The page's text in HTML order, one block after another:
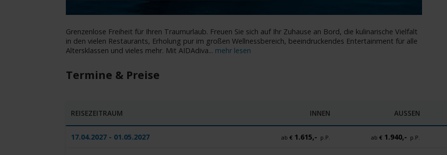
Grenzenlose Freiheit für Ihren Traumurlaub. Freuen Sie sich auf Ihr Zuhause an Bord, die kulinarische Vielfalt
in den vielen Restaurants, Erholung pur im großen Wellnessbereich, beeindruckendes Entertainment für alle
Altersklassen und vieles mehr. Mit AIDAdiva... mehr lesen
Termine & Preise
REISEZEITRAUM INNEN AUSSEN
17.04.2027 - 01.05.2027 ab € 1.615,- p.P. ab € 1.940,- p.P.